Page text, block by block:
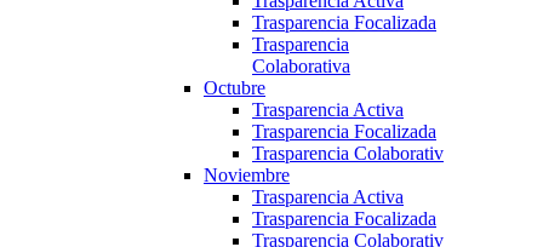
Trasparencia Focalizada
Trasparencia
Colaborativa
Octubre
Trasparencia Activa
Trasparencia Focalizada
Trasparencia Colaborativ
Noviembre
Trasparencia Activa
Trasparencia Focalizada
Trasparencia Colaborativ